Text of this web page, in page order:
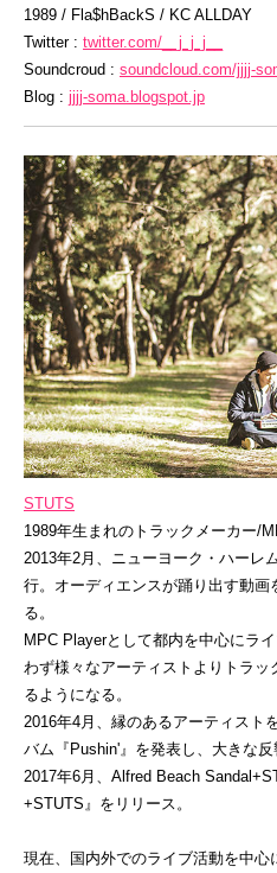
1989 / Fla$hBackS / KC ALLDAY
Twitter : twitter.com/__j_j_j__
Soundcroud : soundcloud.com/jjjj-
Blog : jjjj-soma.blogspot.jp
STUTS
1989年生まれのトラックメーカー/
2013年2月、ニューヨーク・ハーレ
行。オーディエンスが踊り出す動画
る。
MPC Playerとして都内を中心にラ
わず様々なアーティストよりトラ
るようになる。
2016年4月、縁のあるアーティスト
バム『Pushin'』を発表し、大きな反
2017年6月、Alfred Beach
+STUTS』をリリース。
現在、国内外でのライブ活動を中